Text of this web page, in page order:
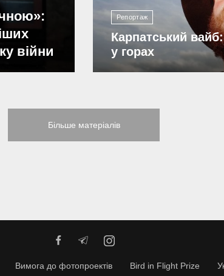
війни
Репортаж
Карпатський
у горах
Більше матеріалів
Вимога до фотопроектів Bird in Flight Prize